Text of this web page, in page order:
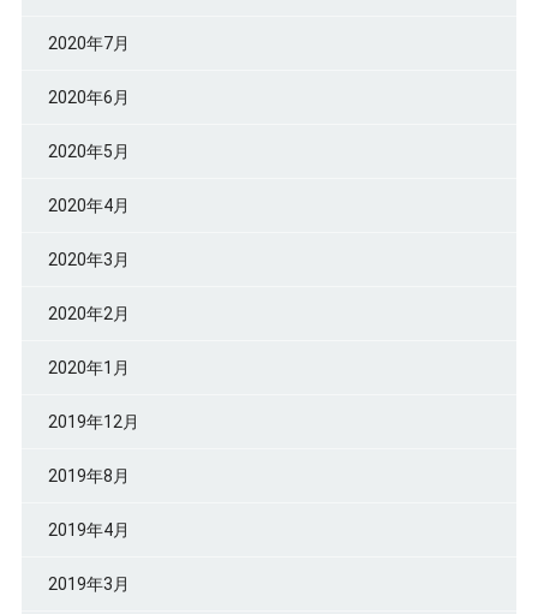
2020年7月
2020年6月
2020年5月
2020年4月
2020年3月
2020年2月
2020年1月
2019年12月
2019年8月
2019年4月
2019年3月